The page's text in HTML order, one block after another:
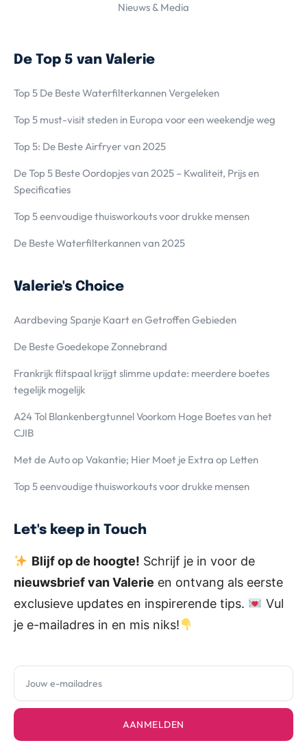
Nieuws & Media
De Top 5 van Valerie
Top 5 De Beste Waterfilterkannen Vergeleken
Top 5 must-visit steden in Europa voor een weekendje weg
Top 5: De Beste Airfryer van 2025
De Top 5 Beste Oordopjes van 2025 – Kwaliteit, Prijs en
Specificaties
Top 5 eenvoudige thuisworkouts voor drukke mensen
De Beste Waterfilterkannen van 2025
Valerie's Choice
Aardbeving Spanje Kaart en Getroffen Gebieden
De Beste Goedekope Zonnebrand
Frankrijk flitspaal krijgt slimme update: meerdere boetes
tegelijk mogelijk
A24 Tol Blankenbergtunnel Voorkom Hoge Boetes van het
CJIB
Met de Auto op Vakantie; Hier Moet je Extra op Letten
Top 5 eenvoudige thuisworkouts voor drukke mensen
Let's keep in Touch
Blijf op de hoogte! Schrijf je in voor de
nieuwsbrief van Valerie en ontvang als eerste
exclusieve updates en inspirerende tips.
Vul
je e-mailadres in en mis niks!
AANMELDEN